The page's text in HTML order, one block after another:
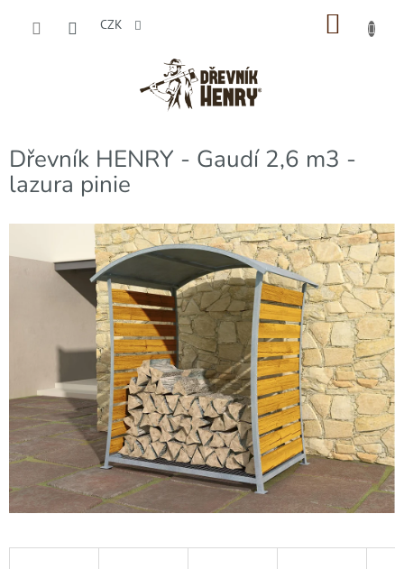
CZK
Dřevník HENRY - Gaudí 2,6 m3 -
lazura pinie